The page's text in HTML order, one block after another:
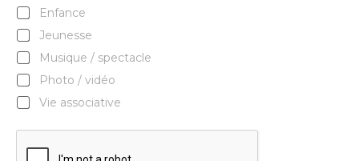
Enfance
Jeunesse
Musique / spectacle
Photo / vidéo
Vie associative